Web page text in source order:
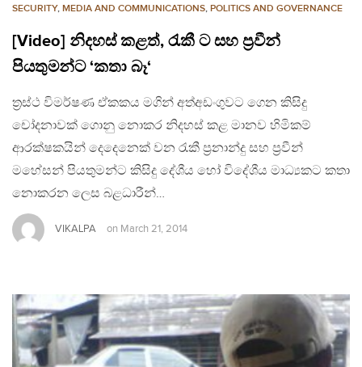
SECURITY, MEDIA AND COMMUNICATIONS, POLITICS AND GOVERNANCE
[Video] නිදහස් කළත්, රැකී ට සහ ප්‍රවීන්
පියතුමන්ට ‘කතා බෑ‘
ත්‍රස්ථ විමර්ෂණ ඒකකය මගින් අත්අඩංගුවට ගෙන කිසිදු
චෝදනාවක් ගොනු නොකර නිදහස් කළ මානව හිමිකම්
ආරක්ෂකයින් දෙදෙනෙක් වන රැකී ප්‍රනාන්දු සහ ප්‍රවීන්
මහේසන් පියතුමන්ට කිසිදු දේශීය හෝ විදේශීය මාධ්‍යකට කතා
නොකරන ලෙස බළධාරීන්…
VIKALPA on March 21, 2014